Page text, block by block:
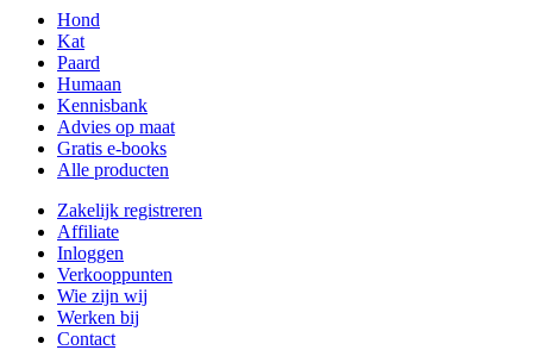
Hond
Kat
Paard
Humaan
Kennisbank
Advies op maat
Gratis e-books
Alle producten
Zakelijk registreren
Affiliate
Inloggen
Verkooppunten
Wie zijn wij
Werken bij
Contact